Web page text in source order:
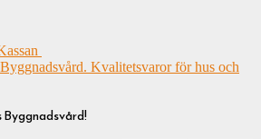
Byggnadsvård!